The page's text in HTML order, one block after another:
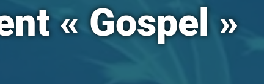
« Gospel »